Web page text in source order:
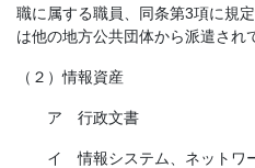
職に属する職員、同条第3項に規
は他の地方公共団体から派遣され
（２）情報資産
ア 行政文書
イ 情報システム、ネットワー